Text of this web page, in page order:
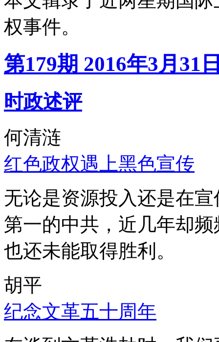
权事件。
第179期 2016年3月31
时政述评
何清涟
红色政权遇上黑色宣传
无论是资源投入还是在
第一的中共，近几年却
也还未能取得胜利。
胡平
纪念文革五十周年